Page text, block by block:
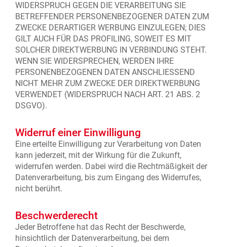
WIDERSPRUCH GEGEN DIE VERARBEITUNG SIE
BETREFFENDER PERSONENBEZOGENER DATEN ZUM
ZWECKE DERARTIGER WERBUNG EINZULEGEN; DIES
GILT AUCH FÜR DAS PROFILING, SOWEIT ES MIT
SOLCHER DIREKTWERBUNG IN VERBINDUNG STEHT.
WENN SIE WIDERSPRECHEN, WERDEN IHRE
PERSONENBEZOGENEN DATEN ANSCHLIESSEND
NICHT MEHR ZUM ZWECKE DER DIREKTWERBUNG
VERWENDET (WIDERSPRUCH NACH ART. 21 ABS. 2
DSGVO).
Widerruf einer Einwilligung
Eine erteilte Einwilligung zur Verarbeitung von Daten
kann jederzeit, mit der Wirkung für die Zukunft,
widerrufen werden. Dabei wird die Rechtmäßigkeit der
Datenverarbeitung, bis zum Eingang des Widerrufes,
nicht berührt.
Beschwerderecht
Jeder Betroffene hat das Recht der Beschwerde,
hinsichtlich der Datenverarbeitung, bei dem